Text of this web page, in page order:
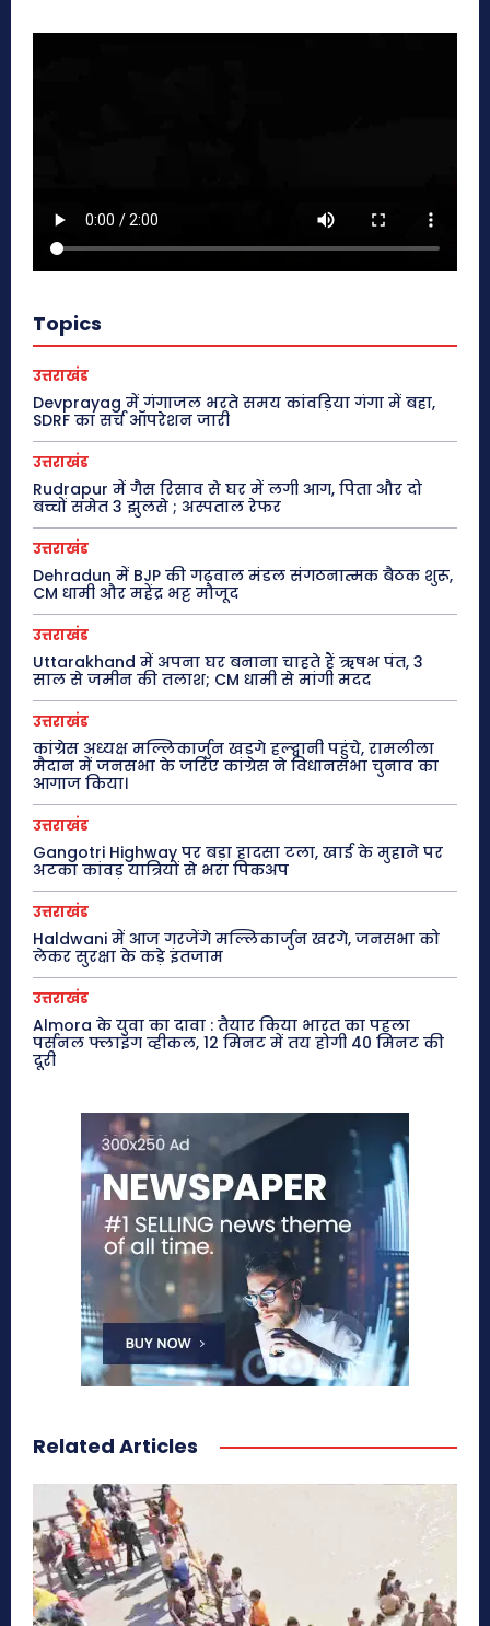
Topics
उत्तराखंड
Devprayag में गंगाजल भरते समय कांवड़िया गंगा में बहा,
SDRF का सर्च ऑपरेशन जारी
उत्तराखंड
Rudrapur में गैस रिसाव से घर में लगी आग, पिता और दो
बच्चों समेत 3 झुलसे ; अस्पताल रेफर
उत्तराखंड
Dehradun में BJP की गढ़वाल मंडल संगठनात्मक बैठक शुरू,
CM धामी और महेंद्र भट्ट मौजूद
उत्तराखंड
Uttarakhand में अपना घर बनाना चाहते हैं ऋषभ पंत, 3
साल से जमीन की तलाश; CM धामी से मांगी मदद
उत्तराखंड
कांग्रेस अध्यक्ष मल्लिकार्जुन खड़गे हल्द्वानी पहुंचे, रामलीला
मैदान में जनसभा के जरिए कांग्रेस ने विधानसभा चुनाव का
आगाज किया।
उत्तराखंड
Gangotri Highway पर बड़ा हादसा टला, खाई के मुहाने पर
अटका कांवड़ यात्रियों से भरा पिकअप
उत्तराखंड
Haldwani में आज गरजेंगे मल्लिकार्जुन खरगे, जनसभा को
लेकर सुरक्षा के कड़े इंतजाम
उत्तराखंड
Almora के युवा का दावा : तैयार किया भारत का पहला
पर्सनल फ्लाइंग व्हीकल, 12 मिनट में तय होगी 40 मिनट की
दूरी
Related Articles